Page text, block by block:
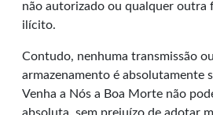
não autorizado ou qualquer outra
ilícito.
Contudo, nenhuma transmissão
armazenamento é absolutamente
Venha a Nós a Boa Morte não